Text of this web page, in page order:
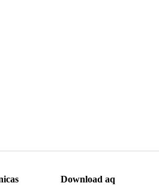
download aq